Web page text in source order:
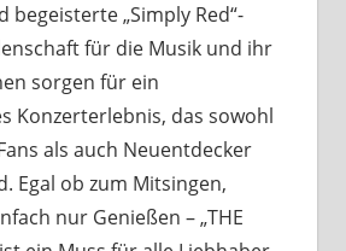
begeisterte „Simply Red“-
für die Musik und ihr
sorgen für ein
Konzerterlebnis, das sowohl
als auch Neuentdecker
Egal ob zum Mitsingen,
nur Genießen – „THE